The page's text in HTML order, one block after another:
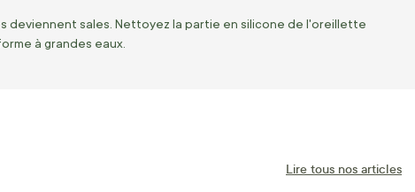
sales. Nettoyez la partie en silicone de l'oreillette
à grandes eaux.
Lire tous nos articles